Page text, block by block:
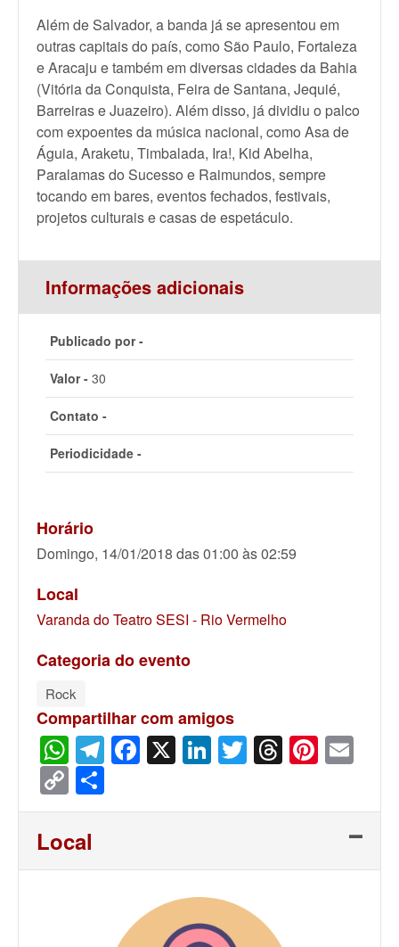
Além de Salvador, a banda já se apresentou em
outras capitais do país, como São Paulo, Fortaleza
e Aracaju e também em diversas cidades da Bahia
(Vitória da Conquista, Feira de Santana, Jequié,
Barreiras e Juazeiro). Além disso, já dividiu o palco
com expoentes da música nacional, como Asa de
Águia, Araketu, Timbalada, Ira!, Kid Abelha,
Paralamas do Sucesso e Raimundos, sempre
tocando em bares, eventos fechados, festivais,
projetos culturais e casas de espetáculo.
Informações adicionais
Publicado por -
Valor - 30
Contato -
Periodicidade -
Horário
Domingo, 14/01/2018 das 01:00 às 02:59
Local
Varanda do Teatro SESI - Rio Vermelho
Categoria do evento
Rock
Compartilhar com amigos
WhatsApp
Telegram
Facebook
X LinkedIn
Twitter
Threads
Copy
Link
Local